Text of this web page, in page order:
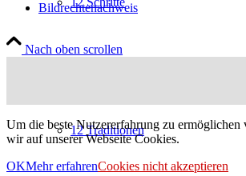
12 Traditionen
Bildrechtenachweis
Nach oben scrollen
Um die beste Nutzererfahrung zu ermöglichen
wir auf unserer Webseite Cookies.
OKMehr erfahrenCookies nicht akzeptieren